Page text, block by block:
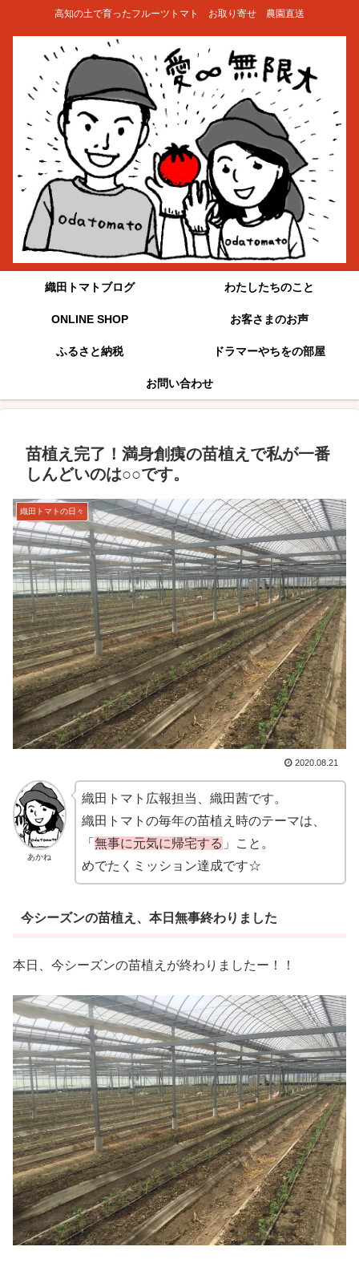
高知の土で育ったフルーツトマト お取り寄せ 農園直送
織田トマトブログ わたしたちのこと
ONLINE SHOP お客さまのお声
ふるさと納税 ドラマーやちをの部屋
お問い合わせ
苗植え完了！満身創痍の苗植えで私が一番
しんどいのは○○です。
織田トマトの日々
2020.08.21
あかね
織田トマト広報担当、織田茜です。
織田トマトの毎年の苗植え時のテーマは、
「 無事に元気に帰宅する 」こと。
めでたくミッション達成です☆
今シーズンの苗植え、本日無事終わりました
本日、今シーズンの苗植えが終わりましたー！！